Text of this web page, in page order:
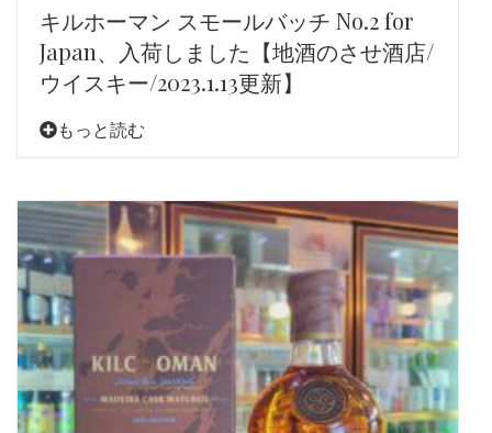
キルホーマン スモールバッチ No.2 for
Japan、入荷しました【地酒のさせ酒店/
ウイスキー/2023.1.13更新】
もっと読む